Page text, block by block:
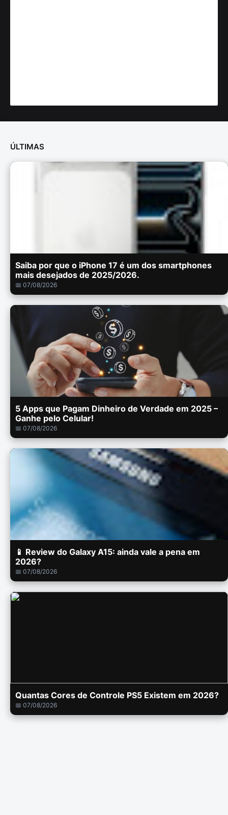
ÚLTIMAS
Saiba por que o iPhone 17 é um dos smartphones
mais desejados de 2025/2026.
📅 07/08/2026
5 Apps que Pagam Dinheiro de Verdade em 2025 –
Ganhe pelo Celular!
📅 07/08/2026
📱 Review do Galaxy A15: ainda vale a pena em
2026?
📅 07/08/2026
Quantas Cores de Controle PS5 Existem em 2026?
📅 07/08/2026